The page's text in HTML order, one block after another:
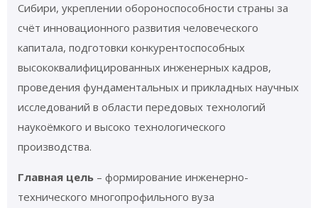
Сибири, укреплении обороноспособности страны за
счёт инновационного развития человеческого
капитала, подготовки конкурентоспособных
высококвалифицированных инженерных кадров,
проведения фундаментальных и прикладных научных
исследований в области передовых технологий
наукоёмкого и высоко технологического
производства.
Главная цель – формирование инженерно-
технического многопрофильного вуза